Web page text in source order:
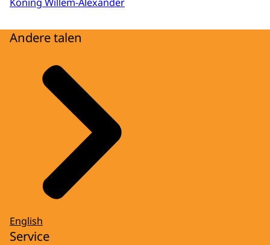
Andere talen
English
Service